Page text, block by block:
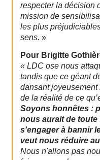
respecter la décision
mission de
les plus
sens. »
Pour Brigitte
« LDC ose nous
tandis que ce géant
dansant
de la réalité de ce
Soyons honnêtes :
nous aurait de
s'engager à bannir
veut nous réduire
Nous n'allons pas